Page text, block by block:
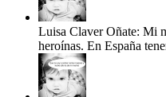
Luisa Claver Oñate: Mi
heroínas. En España